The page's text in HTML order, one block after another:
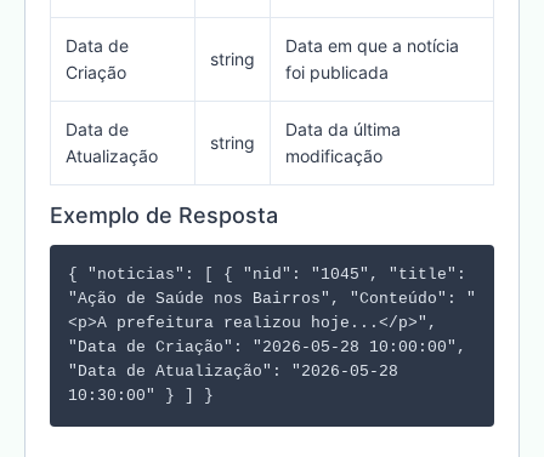
Data de
Criação
string
Data em que a notícia
foi publicada
Data de
Atualização
string
Data da última
modificação
Exemplo de Resposta
{ "noticias": [ { "nid": "1045", "title":
"Ação de Saúde nos Bairros", "Conteúdo": "
<p>A prefeitura realizou hoje...</p>",
"Data de Criação": "2026-05-28 10:00:00",
"Data de Atualização": "2026-05-28
10:30:00" } ] }